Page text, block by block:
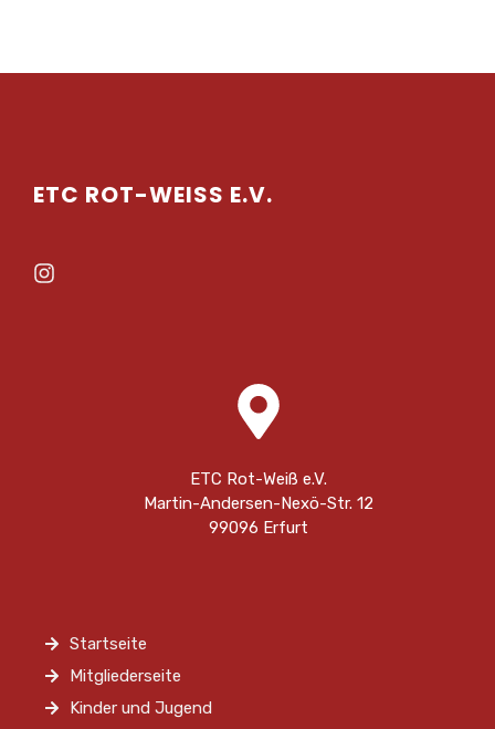
ETC ROT-WEISS E.V.
ETC Rot-Weiß e.V.
Martin-Andersen-Nexö-Str. 12
99096 Erfurt
Startseite
Mitgliederseite
Kinder und Jugend